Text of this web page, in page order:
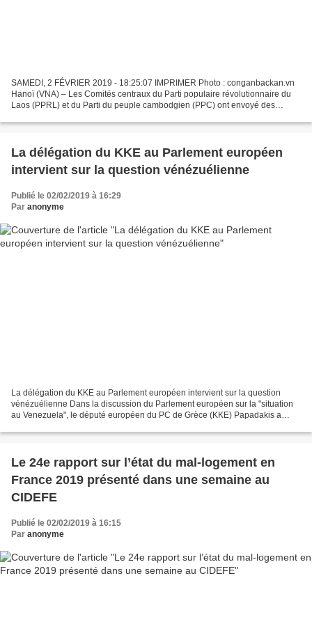
SAMEDI, 2 FÉVRIER 2019 - 18:25:07 IMPRIMER Photo : conganbackan.vn
Hanoï (VNA) – Les Comités centraux du Parti populaire révolutionnaire du
Laos (PPRL) et du Parti du peuple cambodgien (PPC) ont envoyé des
La délégation du KKE au Parlement européen
intervient sur la question vénézuélienne
Publié le 02/02/2019 à 16:29
Par anonyme
La délégation du KKE au Parlement européen intervient sur la question
vénézuélienne Dans la discussion du Parlement européen sur la "situation
au Venezuela", le député européen du PC de Grèce (KKE) Papadakis a
Le 24e rapport sur l’état du mal-logement en
France 2019 présenté dans une semaine au
CIDEFE
Publié le 02/02/2019 à 16:15
Par anonyme